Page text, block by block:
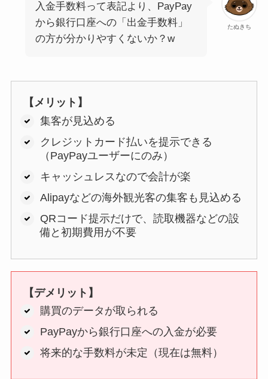
たぬきち
入金手数料って表記より、PayPay
から銀行口座への「出金手数料」
の方が分かりやすくないか？w
【メリット】
集客が見込める
クレジットカード払いを提示できる
（PayPayユーザーにのみ）
キャッシュレスなので会計が楽
Alipayなどの海外観光客の集客も見込める
QRコード提示だけで、読取機器などの設
備と初期費用が不要
【デメリット】
購買のデータが取られる
PayPayから銀行口座への入金が必要
将来的な手数料が未定（現在は無料）